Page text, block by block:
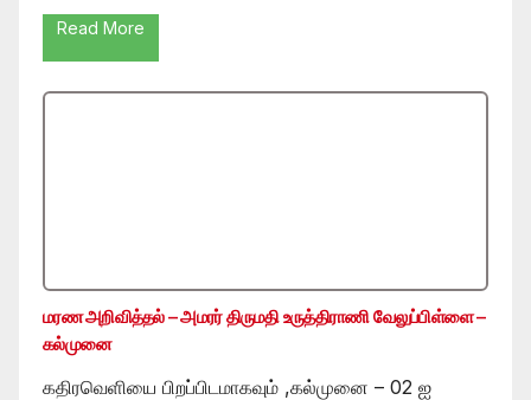
Read More
மரண அறிவித்தல் – அமரர் திருமதி உருத்திராணி வேலுப்பிள்ளை –
கல்முனை
கதிரவெளியை பிறப்பிடமாகவும் ,கல்முனை – 02 ஐ